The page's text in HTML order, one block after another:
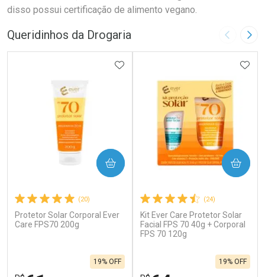
disso possui certificação de alimento vegano.
Queridinhos da Drogaria Imagem
(20)
Protetor Solar Corporal Ever
Care FPS70 200g
19% OFF
ADICIONAR AOS FAVORITOS
COMPRAR
(24)
Kit Ever Care Protetor Solar
Facial FPS 70 40g + Corporal
FPS 70 120g
19% OFF
COMPRAR